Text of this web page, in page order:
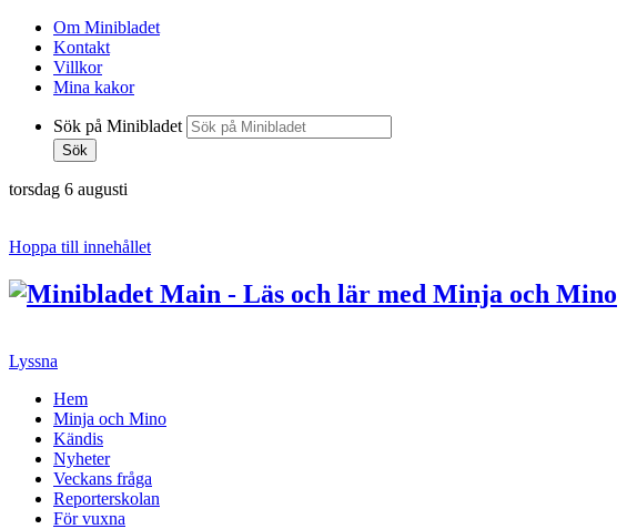
Om Minibladet
Kontakt
Villkor
Mina kakor
Sök på Minibladet
Sök
torsdag 6 augusti
Hoppa till innehållet
Lyssna
Hem
Minja och Mino
Kändis
Nyheter
Veckans fråga
Reporterskolan
För vuxna